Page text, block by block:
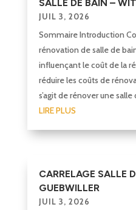
SALLE DE BAIN –
JUIL 3, 2026
Sommaire Introduction
rénovation de salle de
influençant le coût de la
réduire les coûts de
s’agit de rénover une
LIRE PLUS
CARRELAGE SALLE
GUEBWILLER
JUIL 3, 2026